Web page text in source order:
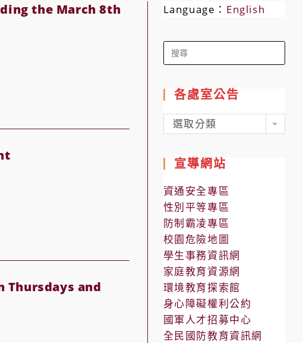
the March 8th
Thursdays and
Language： English
Search
for:
各處室公告
各
處
公
告
選取分類
宣導網站
資通安全專區
性別平等專區
防制霸凌專區
校園危險地圖
學生事務資訊網
家庭教育資源網
環境教育探索館
身心障礙權利公約
國軍人才招募中心
全民國防教育資訊網